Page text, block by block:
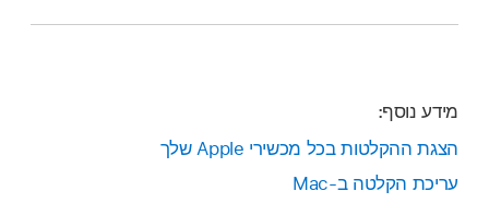
מידע נוסף:
הצגת ההקלטות בכל מכשירי Apple שלך
עריכת הקלטה ב‑Mac